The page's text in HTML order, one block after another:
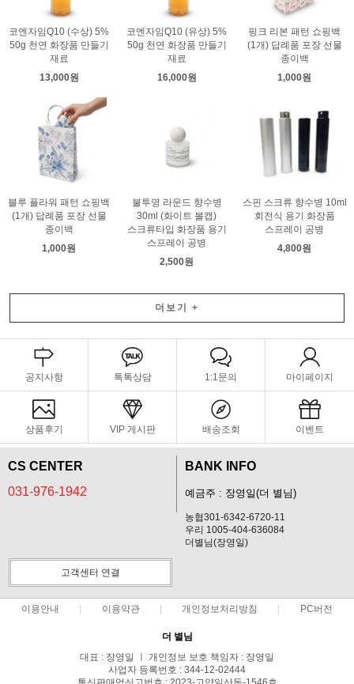
코엔자임Q10 (수상) 5%
50g 천연 화장품 만들기
재료
13,000원
코엔자임Q10 (유상) 5%
50g 천연 화장품 만들기
재료
16,000원
핑크 리본 패턴 쇼핑백
(1개) 답례품 포장 선물
종이백
1,000원
블루 플라워 패턴 쇼핑백
(1개) 답례품 포장 선물
종이백
1,000원
불투명 라운드 향수병
30ml (화이트 볼캡)
스크류타입 화장품 용기
스프레이 공병
2,500원
스핀 스크류 향수병 10ml
회전식 용기 화장품
스프레이 공병
4,800원
더보기 +
공지사항 톡톡상담 1:1문의 마이페이지
상품후기 VIP 게시판 배송조회 이벤트
CS CENTER
031-976-1942
BANK INFO
예금주 : 장영일(더 별님)
농협301-6342-6720-11
우리 1005-404-636084
더별님(장영일)
고객센터 연결
이용안내 이용약관 개인정보처리방침 PC버전
더 별님
대표 : 장영일 ㅣ 개인정보 보호 책임자 : 장영일
사업자 등록번호 : 344-12-02444